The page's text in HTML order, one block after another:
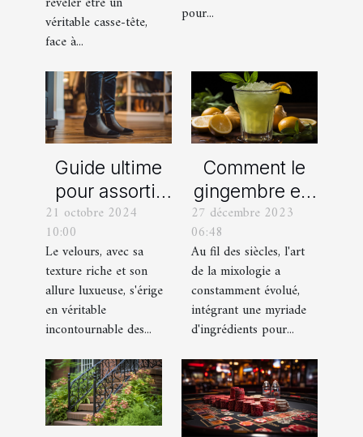
véritable casse-tête,
face à...
pour...
Guide ultime
pour assortir
vos
chaussures
avec des
pantalons en
velours
21 octobre 2024
10:00
Le velours, avec sa
texture riche et son
allure luxueuse, s'érige
en véritable
incontournable des...
Comment le
gingembre est
devenu un
ingrédient clé
dans la
mixologie
moderne
27 décembre 2023
06:48
Au fil des siècles, l'art
de la mixologie a
constamment évolué,
intégrant une myriade
d'ingrédients pour...